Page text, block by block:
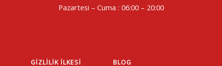
Pazartesi – Cuma : 06:00 – 20:00
GIZLILIK İLKESI BLOG